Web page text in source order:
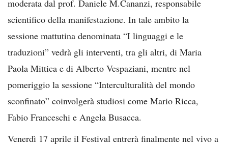
moderata dal prof. Daniele M.Cananzi, responsabile
scientifico della manifestazione. In tale ambito la
sessione mattutina denominata “I linguaggi e le
traduzioni” vedrà gli interventi, tra gli altri, di Maria
Paola Mittica e di Alberto Vespaziani, mentre nel
pomeriggio la sessione “Interculturalità del mondo
sconfinato” coinvolgerà studiosi come Mario Ricca,
Fabio Franceschi e Angela Busacca.
Venerdì 17 aprile il Festival entrerà finalmente nel vivo a